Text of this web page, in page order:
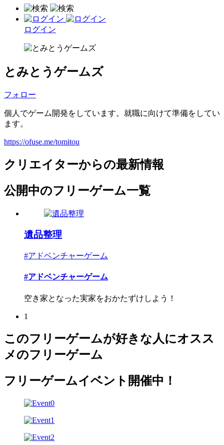
ログイン
とみとうゲームズ
フォロー
個人でゲーム開発をしています。就職に向けて準備をしてい
ます。
https://ofuse.me/tomitou
クリエイターからの最新情報
公開中のフリーゲーム一覧
遺品整理
#アドベンチャーゲーム
#アドベンチャーゲーム
空き家となった実家をおかたずけしよう！
1
このフリーゲームが好きな人にオスス
メのフリーゲーム
フリーゲームイベント開催中！